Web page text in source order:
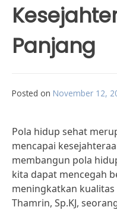
Panjang
Posted on November 12,
Pola hidup sehat
mencapai
membangun pola
kita dapat mencegah
meningkatkan
Thamrin, Sp.KJ,